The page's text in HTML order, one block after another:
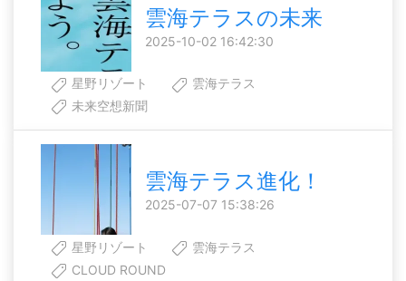
雲海テラスの未来
2025-10-02 16:42:30
星野リゾート
雲海テラス
未来空想新聞
雲海テラス進化！
2025-07-07 15:38:26
星野リゾート
雲海テラス
CLOUD ROUND